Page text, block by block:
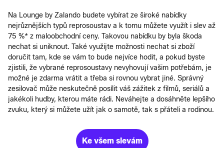
Na Lounge by Zalando budete vybírat ze široké nabídky
nejrůznějších typů reprosoustav a k tomu můžete využít i slev až
75 %* z maloobchodní ceny. Takovou nabídku by byla škoda
nechat si uniknout. Také využijte možnosti nechat si zboží
doručit tam, kde se vám to bude nejvíce hodit, a pokud byste
zjistili, že vybrané reprosoustavy nevyhovují vašim potřebám, je
možné je zdarma vrátit a třeba si rovnou vybrat jiné. Správný
zesilovač může neskutečně posílit váš zážitek z filmů, seriálů a
jakékoli hudby, kterou máte rádi. Neváhejte a dosáhněte lepšího
zvuku, který si můžete užít jak o samotě, tak s přáteli a rodinou.
Ke všem slevám